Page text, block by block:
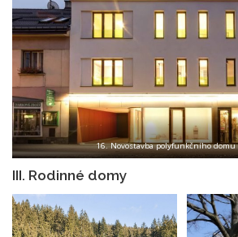
16. Novostavba polyfunkčního domu
III. Rodinné domy